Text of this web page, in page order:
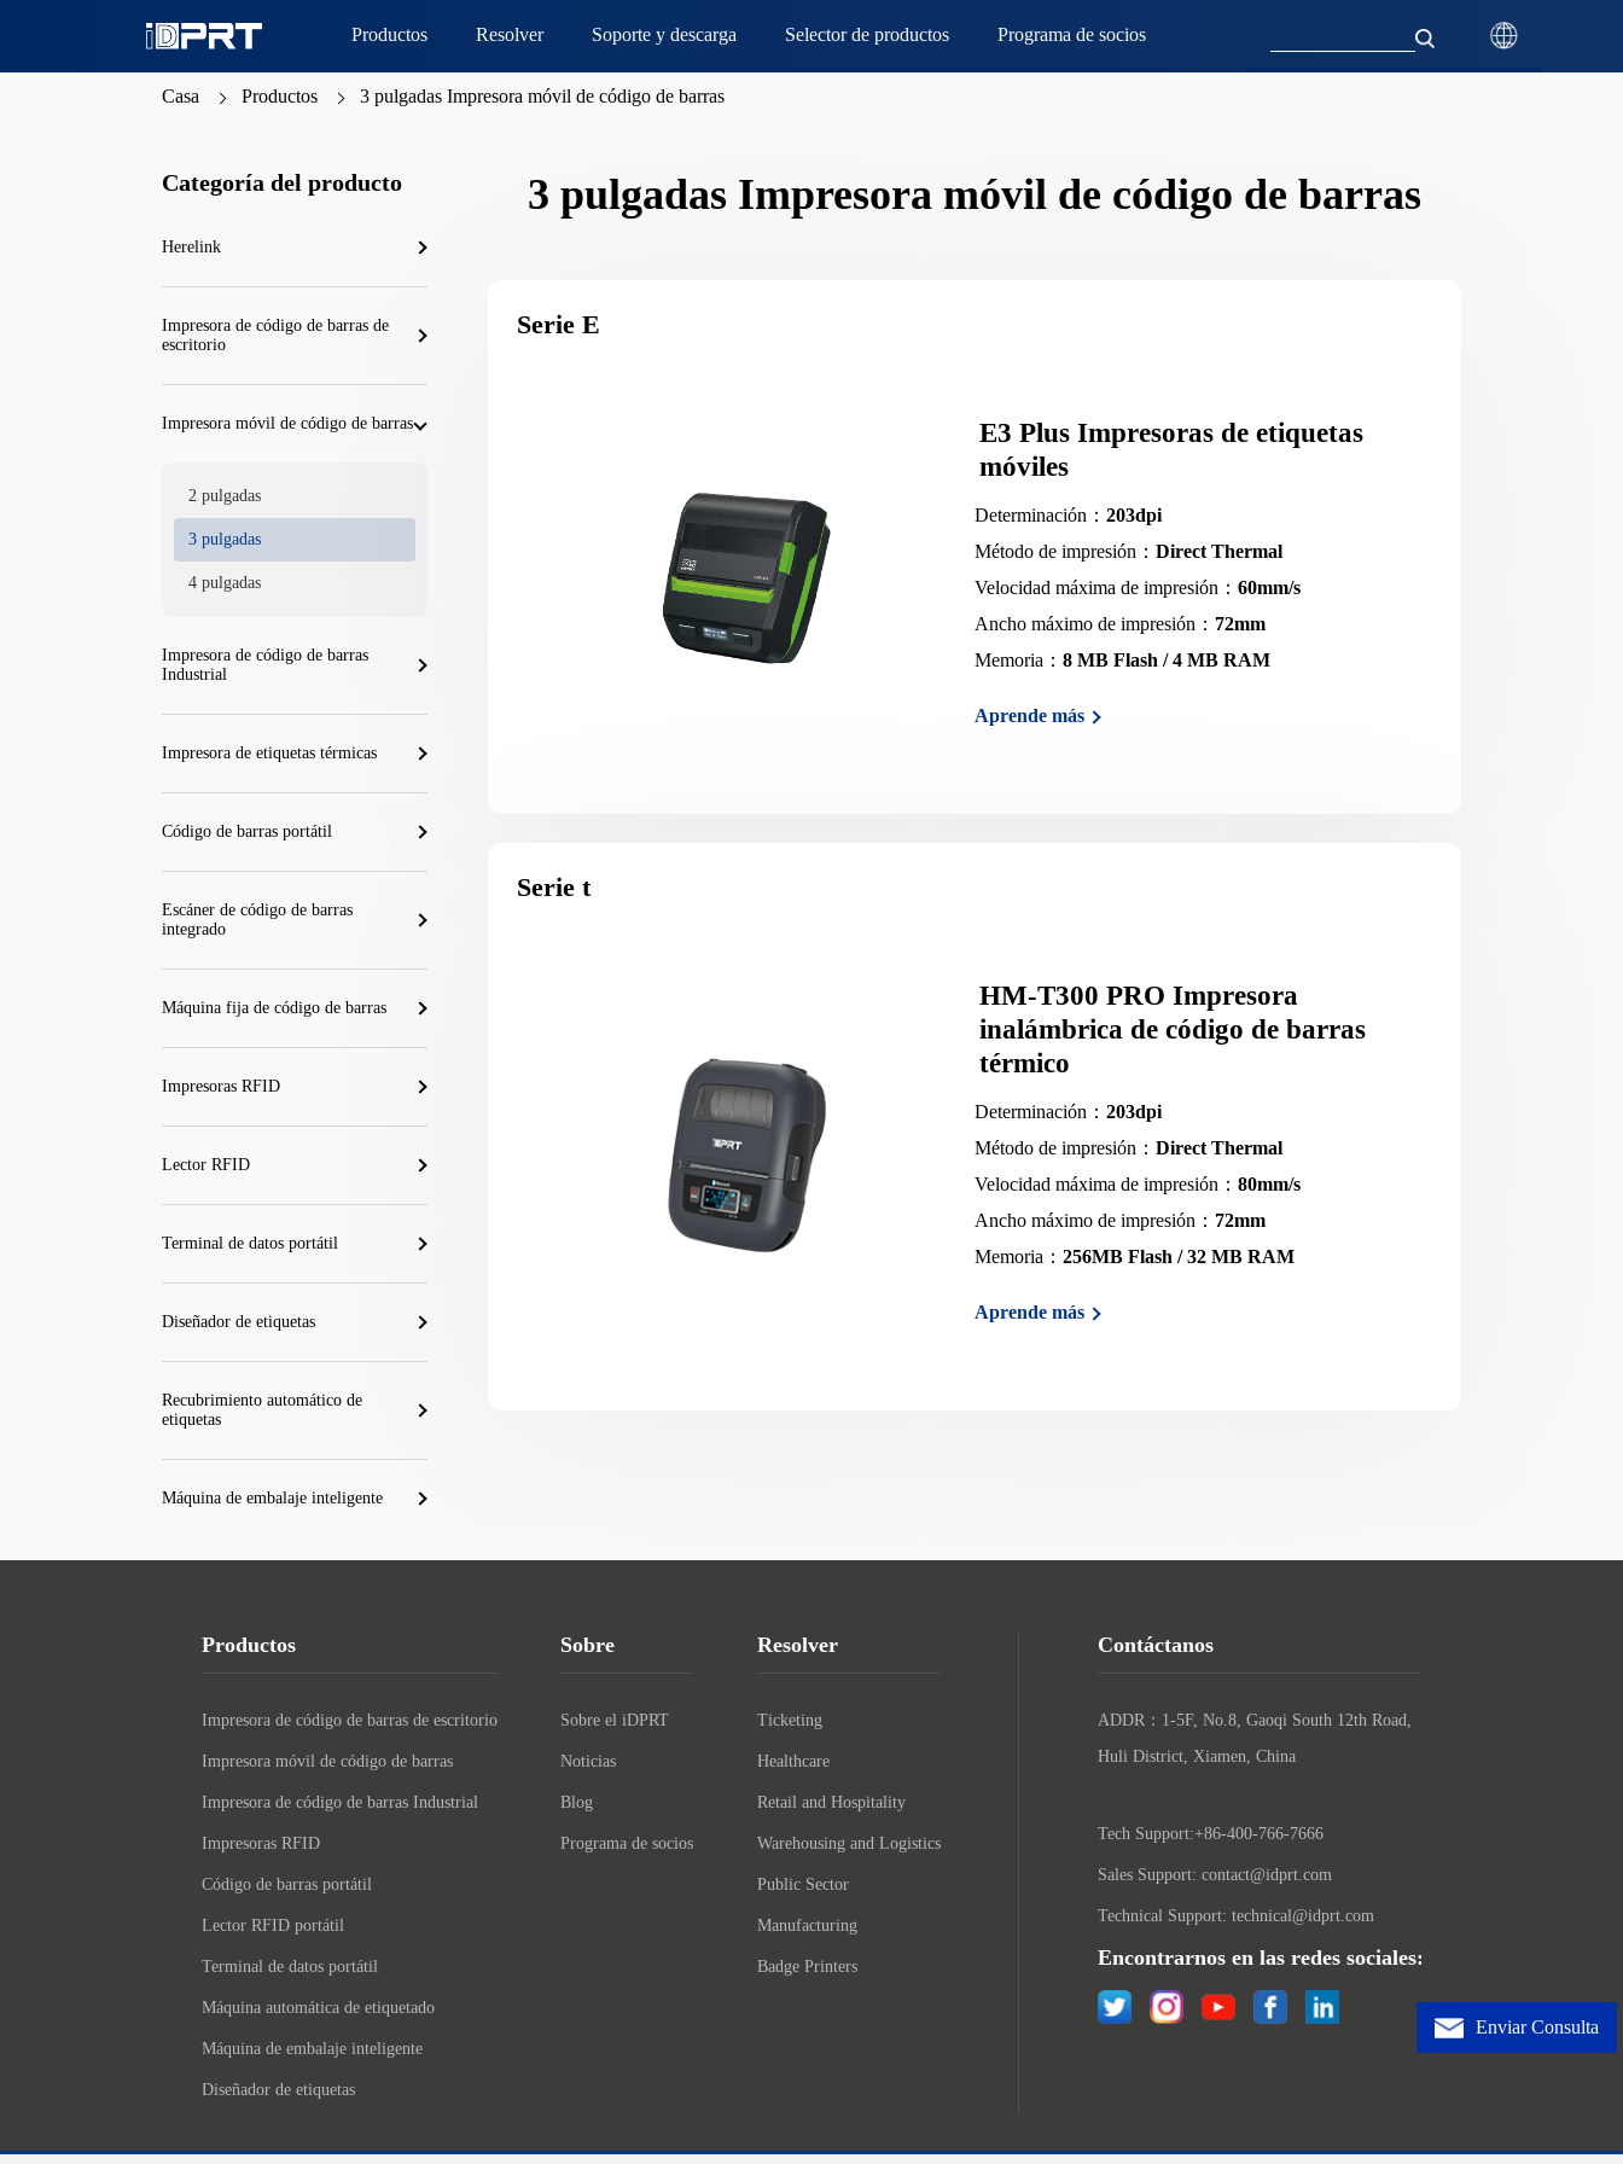
Productos Resolver Soporte y descarga Selector de productos Programa de socios
Casa Productos 3 pulgadas Impresora móvil de código de barras
Categoría del producto
Herelink
Impresora de código de barras de
escritorio
Impresora móvil de código de barras
2 pulgadas
3 pulgadas
4 pulgadas
Impresora de código de barras
Industrial
Impresora de etiquetas térmicas
Código de barras portátil
Escáner de código de barras
integrado
Máquina fija de código de barras
Impresoras RFID
Lector RFID
Terminal de datos portátil
Diseñador de etiquetas
Recubrimiento automático de
etiquetas
Máquina de embalaje inteligente
3 pulgadas Impresora móvil de código de barras
Serie E
E3 Plus Impresoras de etiquetas
móviles
Determinación： 203dpi
Método de impresión： Direct Thermal
Velocidad máxima de impresión： 60mm/s
Ancho máximo de impresión： 72mm
Memoria： 8 MB Flash / 4 MB RAM
Aprende más
Serie t
HM-T300 PRO Impresora
inalámbrica de código de barras
térmico
Determinación： 203dpi
Método de impresión： Direct Thermal
Velocidad máxima de impresión： 80mm/s
Ancho máximo de impresión： 72mm
Memoria： 256MB Flash / 32 MB RAM
Aprende más
Enviar Consulta
Productos
Impresora de código de barras de escritorio
Impresora móvil de código de barras
Impresora de código de barras Industrial
Impresoras RFID
Código de barras portátil
Lector RFID portátil
Terminal de datos portátil
Máquina automática de etiquetado
Máquina de embalaje inteligente
Diseñador de etiquetas
Sobre
Sobre el iDPRT
Noticias
Blog
Programa de socios
Resolver
Ticketing
Healthcare
Retail and Hospitality
Warehousing and Logistics
Public Sector
Manufacturing
Badge Printers
Contáctanos
ADDR：1-5F, No.8, Gaoqi South 12th Road,
Huli District, Xiamen, China
Tech Support:+86-400-766-7666
Sales Support: contact@idprt.com
Technical Support: technical@idprt.com
Encontrarnos en las redes sociales: